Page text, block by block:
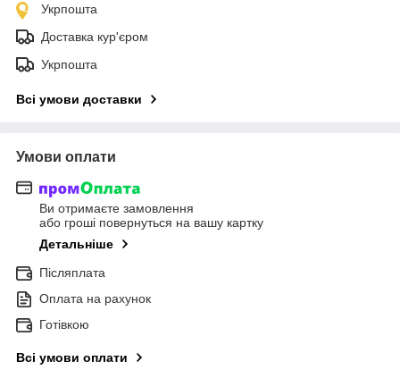
Укрпошта
Доставка кур'єром
Укрпошта
Всі умови доставки
Умови оплати
Ви отримаєте замовлення
або гроші повернуться на вашу картку
Детальніше
Післяплата
Оплата на рахунок
Готівкою
Всі умови оплати